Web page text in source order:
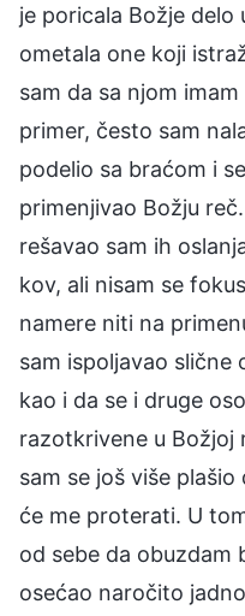
je poricala Božje delo
ometala one koji
sam da sa njom
primer, često sam
podelio sa braćom i
primenjivao Božju
rešavao sam ih
kov, ali nisam se
namere niti na
sam ispoljavao slične
kao i da se i druge
razotkrivene u Božjoj
sam se još više
će me proterati. U
od sebe da obuzdam
osećao naročito